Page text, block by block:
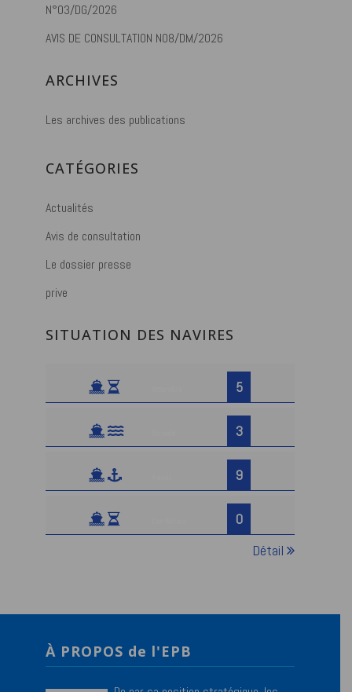
N°03/DG/2026
AVIS DE CONSULTATION N08/DM/2026
ARCHIVES
Les archives des publications
CATÉGORIES
Actualités
Avis de consultation
Le dossier presse
prive
SITUATION DES NAVIRES
5
3
9
0
Détail
À PROPOS de l'EPB